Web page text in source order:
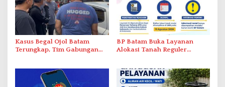
Kasus Begal Ojol Batam
Terungkap, Tim Gabungan
BP Batam Buka Layanan
Alokasi Tanah Reguler